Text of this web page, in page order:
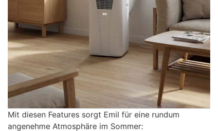
Mit diesen Features sorgt Emil für eine rundum
angenehme Atmosphäre im Sommer: